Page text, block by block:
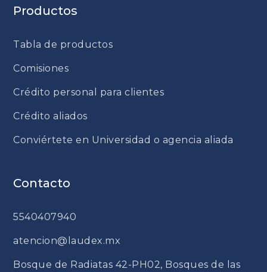
Productos
Tabla de productos
Comisiones
Crédito personal para clientes
Crédito aliados
Conviértete en Universidad o agencia aliada
Contacto
5540407940
atencion@laudex.mx
Bosque de Radiatas 42-PH02, Bosques de las